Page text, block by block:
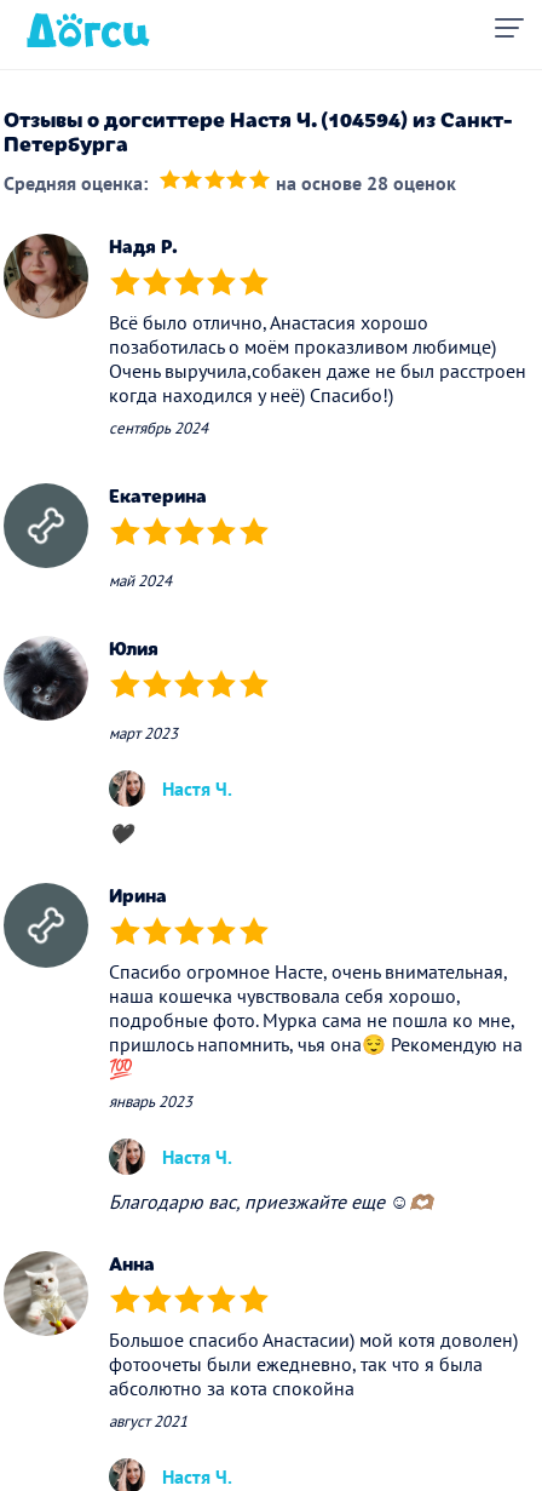
Отзывы о догситтере Настя Ч. (104594) из Санкт-
Петербурга
Средняя оценка: на основе 28 оценок
Надя Р.
(*) (*) (*) (*) (*)
Всё было отлично, Анастасия хорошо
позаботилась о моём проказливом любимце)
Очень выручила,собакен даже не был расстроен
когда находился у неё) Спасибо!)
сентябрь 2024
Екатерина
(*) (*) (*) (*) (*)
май 2024
Юлия
(*) (*) (*) (*) (*)
март 2023
Настя Ч.
🖤
Ирина
(*) (*) (*) (*) (*)
Спасибо огромное Насте, очень внимательная,
наша кошечка чувствовала себя хорошо,
подробные фото. Мурка сама не пошла ко мне,
пришлось напомнить, чья она😌 Рекомендую на
💯
январь 2023
Настя Ч.
Благодарю вас, приезжайте еще ☺️🫶🏽
Анна
(*) (*) (*) (*) (*)
Большое спасибо Анастасии) мой котя доволен)
фотоочеты были ежедневно, так что я была
абсолютно за кота спокойна
август 2021
Настя Ч.